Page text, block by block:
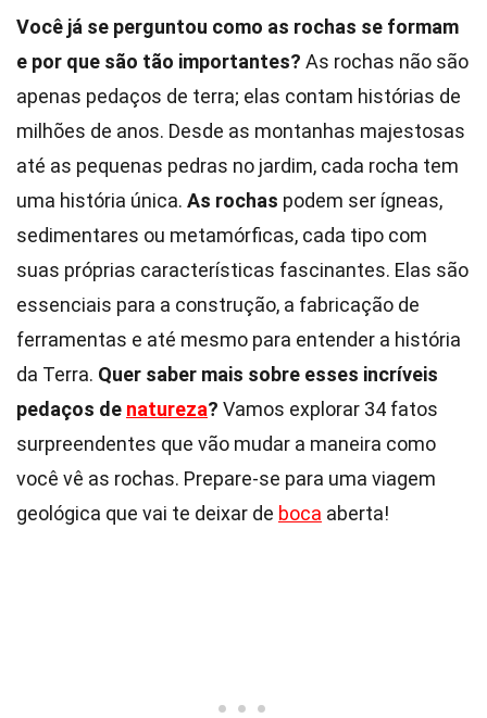
Você já se perguntou como as rochas se formam
e por que são tão importantes? As rochas não são
apenas pedaços de terra; elas contam histórias de
milhões de anos. Desde as montanhas majestosas
até as pequenas pedras no jardim, cada rocha tem
uma história única. As rochas podem ser ígneas,
sedimentares ou metamórficas, cada tipo com
suas próprias características fascinantes. Elas são
essenciais para a construção, a fabricação de
ferramentas e até mesmo para entender a história
da Terra. Quer saber mais sobre esses incríveis
pedaços de natureza? Vamos explorar 34 fatos
surpreendentes que vão mudar a maneira como
você vê as rochas. Prepare-se para uma viagem
geológica que vai te deixar de boca aberta!